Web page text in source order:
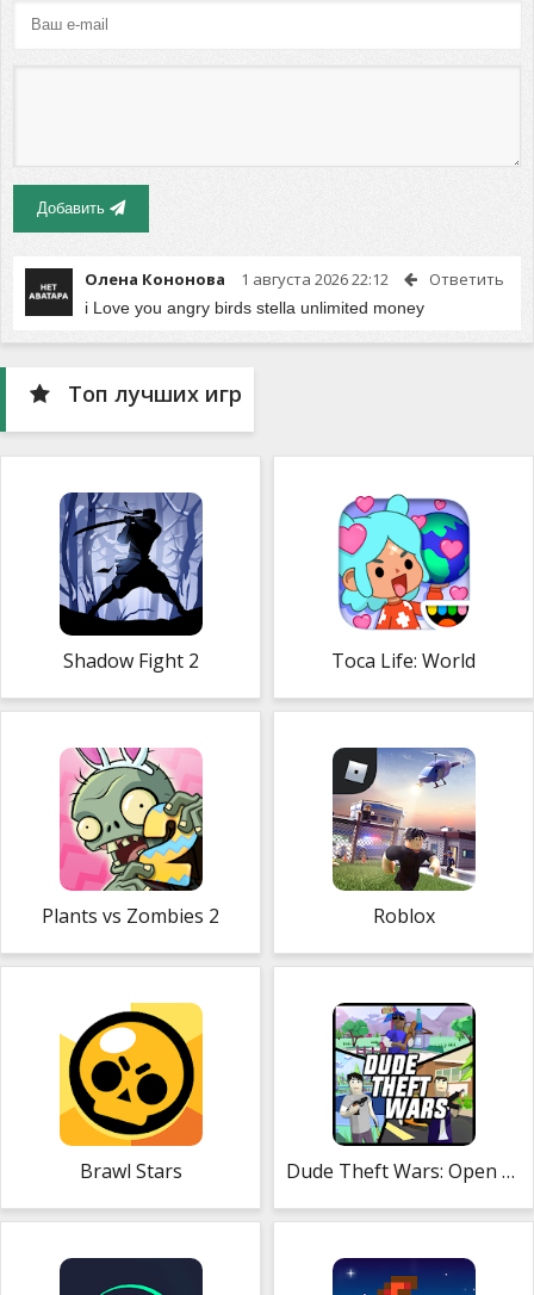
Добавить
Олена Кононова 1 августа 2026 22:12 Ответить
i Love you angry birds stella unlimited money
Топ лучших игр
Shadow Fight 2 Toca Life: World
Plants vs Zombies 2 Roblox
Brawl Stars Dude Theft Wars: Open World Sandbox Simulator